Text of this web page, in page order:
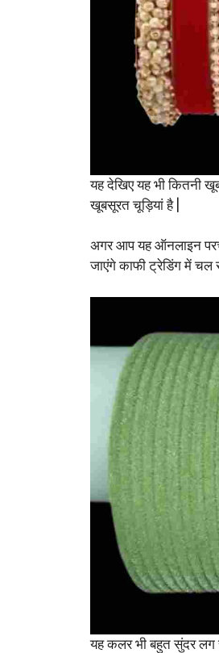
यह देखिए यह भी कितनी
खूबसूरत चूड़ियां है |
अगर आप यह ऑनलाइन
जाएंगे काफी ट्रेडिंग में चल
यह कलर भी बहुत सुंदर लग